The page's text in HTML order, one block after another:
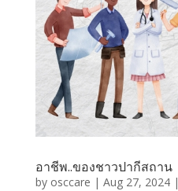
อาชีพ..ของชาวปากีสถาน
by osccare | Aug 27, 2024|